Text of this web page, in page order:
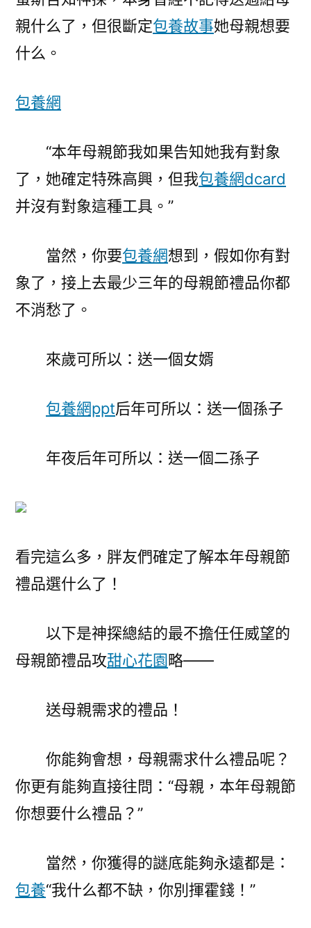
親什么了，但很斷定包養故事她母親想要
什么。
包養網
“本年母親節我如果告知她我有對象
了，她確定特殊高興，但我包養網dcard
并沒有對象這種工具。”
當然，你要包養網想到，假如你有對
象了，接上去最少三年的母親節禮品你都
不消愁了。
來歲可所以：送一個女婿
包養網ppt后年可所以：送一個孫子
年夜后年可所以：送一個二孫子
看完這么多，胖友們確定了解本年母親節
禮品選什么了！
以下是神探總結的最不擔任任威望的
母親節禮品攻甜心花園略——
送母親需求的禮品！
你能夠會想，母親需求什么禮品呢？
你更有能夠直接往問：“母親，本年母親節
你想要什么禮品？”
當然，你獲得的謎底能夠永遠都是：
包養“我什么都不缺，你別揮霍錢！”